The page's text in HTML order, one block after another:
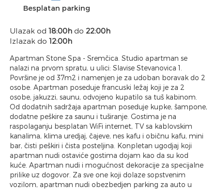
Besplatan parking
Ulazak od 18:00h do 22:00h
Izlazak do 12:00h
Apartman Stone Spa - Sremčica. Studio apartman se
nalazi na prvom spratu, u ulici: Slavise Stevanovica 1.
Površine je od 37m2 i namenjen je za udoban boravak do 2
osobe. Apartman poseduje francuski ležaj koji je za 2
osobe, jakuzzi, saunu, odvojeno kupatilo sa tuš kabinom.
Od dodatnih sadržaja apartman poseduje kupke, šampone,
dodatne peškire za saunu i tuširanje. Gostima je na
raspolaganju besplatan WiFi internet, TV sa kablovskim
kanalima, klima uredjaj, čajeve, nes kafu i običnu kafu, mini
bar, čisti peškiri i čista posteljina. Konpletan ugodjaj koji
apartman nudi ostaviće gostima dojam kao da su kod
kuće. Apartman nudi i mogućnost dekoracije za specijalne
prilike uz dogovor. Za sve one koji dolaze sopstvenim
vozilom, apartman nudi obezbedjen parking za auto u